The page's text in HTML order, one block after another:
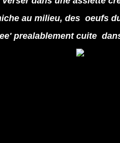
au milieu, des oeufs
prealablement cuite